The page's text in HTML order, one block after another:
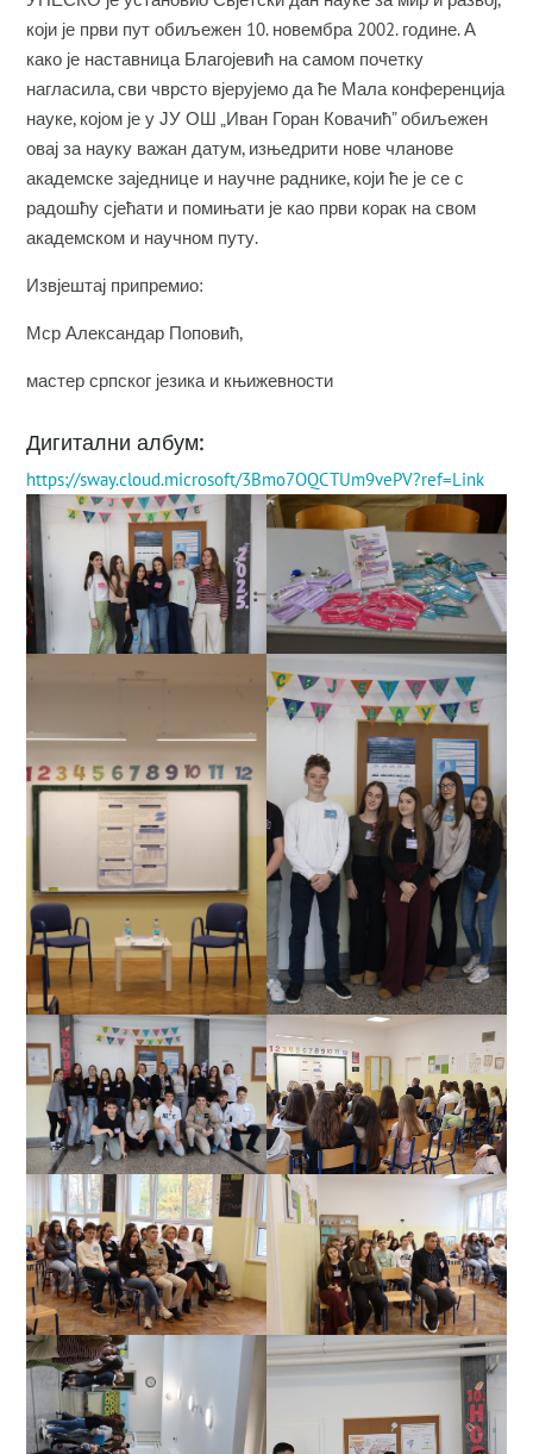
који је први пут обиљежен 10. новембра 2002. године. А
како је наставница Благојевић на самом почетку
нагласила, сви чврсто вјерујемо да ће Мала конференција
науке, којом је у ЈУ ОШ „Иван Горан Ковачић” обиљежен
овај за науку важан датум, изњедрити нове чланове
академске заједнице и научне раднике, који ће је се с
радошћу сјећати и помињати је као први корак на свом
академском и научном путу.
Извјештај припремио:
Мср Александар Поповић,
мастер српског језика и књижевности
Дигитални албум:
https://sway.cloud.microsoft/3Bmo7OQCTUm9vePV?ref=Link